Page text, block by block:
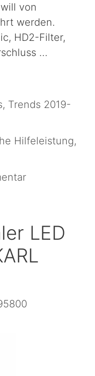
von
werden.
HD2-Filter,
…
, Trends 2019-
Hilfeleistung,
LED